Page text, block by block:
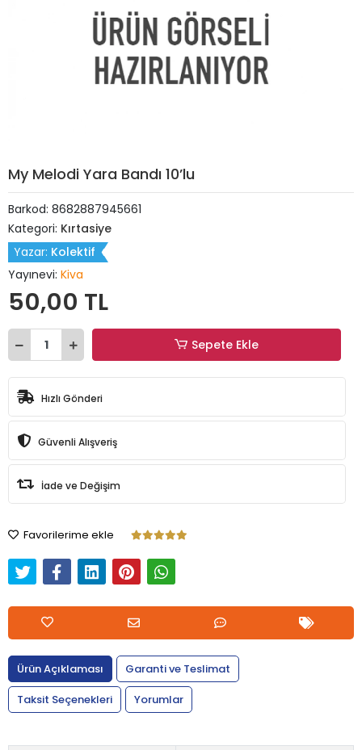
My Melodi Yara Bandı 10’lu
Barkod: 8682887945661
Kategori: Kırtasiye
Yazar: Kolektif
Yayınevi: Kiva
50,00 TL
Sepete Ekle
Hızlı Gönderi
Güvenli Alışveriş
İade ve Değişim
Favorilerime ekle
Ürün Açıklaması
Garanti ve Teslimat
Taksit Seçenekleri
Yorumlar